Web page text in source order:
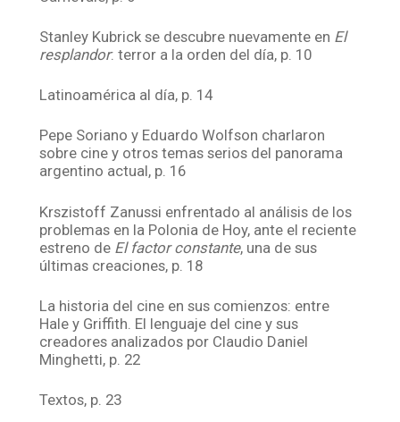
Stanley Kubrick se descubre nuevamente en El
resplandor: terror a la orden del día, p. 10
Latinoamérica al día, p. 14
Pepe Soriano y Eduardo Wolfson charlaron
sobre cine y otros temas serios del panorama
argentino actual, p. 16
Krszistoff Zanussi enfrentado al análisis de los
problemas en la Polonia de Hoy, ante el reciente
estreno de El factor constante, una de sus
últimas creaciones, p. 18
La historia del cine en sus comienzos: entre
Hale y Griffith. El lenguaje del cine y sus
creadores analizados por Claudio Daniel
Minghetti, p. 22
Textos, p. 23